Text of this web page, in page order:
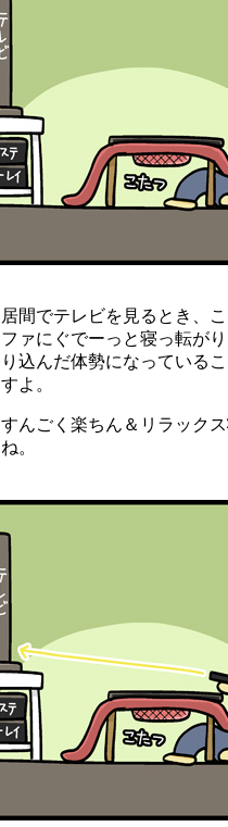
居間でテレビを見るとき、
ファにぐでーっと寝っ転が
り込んだ体勢になっている
すよ。
すんごく楽ちん＆リラック
ね。